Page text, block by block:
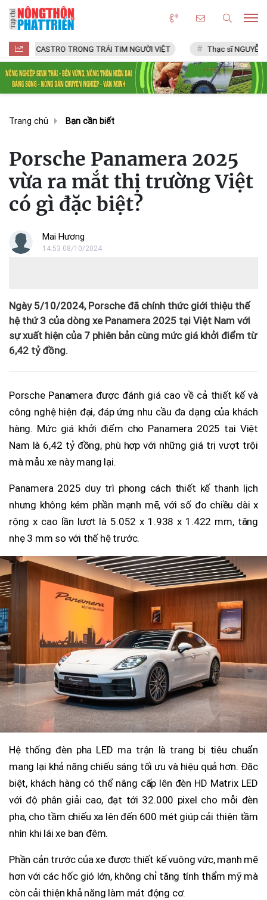
TRONG TRÁI TIM NGƯỜI VIỆT Thạc sĩ NGUYỄN VĂN CHÍ
Trang chủ Bạn cần biết
Porsche Panamera 2025
vừa ra mắt thị trường Việt
có gì đặc biệt?
Mai Hương
14:53 08/10/2024
Ngày 5/10/2024, Porsche đã chính thức giới thiệu thế
hệ thứ 3 của dòng xe Panamera 2025 tại Việt Nam với
sự xuất hiện của 7 phiên bản cùng mức giá khởi điểm từ
6,42 tỷ đồng.
Porsche Panamera được đánh giá cao về cả thiết kế và
công nghệ hiện đại, đáp ứng nhu cầu đa dạng của khách
hàng. Mức giá khởi điểm cho Panamera 2025 tại Việt
Nam là 6,42 tỷ đồng, phù hợp với những giá trị vượt trội
mà mẫu xe này mang lại.
Panamera 2025 duy trì phong cách thiết kế thanh lịch
nhưng không kém phần mạnh mẽ, với số đo chiều dài x
rộng x cao lần lượt là 5.052 x 1.938 x 1.422 mm, tăng
nhẹ 3 mm so với thế hệ trước.
Hệ thống đèn pha LED ma trận là trang bị tiêu chuẩn
mang lại khả năng chiếu sáng tối ưu và hiệu quả hơn. Đặc
biệt, khách hàng có thể nâng cấp lên đèn HD Matrix LED
với độ phân giải cao, đạt tới 32.000 pixel cho mỗi đèn
pha, cho tầm chiếu xa lên đến 600 mét giúp cải thiện tầm
nhìn khi lái xe ban đêm.
Phần cản trước của xe được thiết kế vuông vức, mạnh mẽ
hơn với các hốc gió lớn, không chỉ tăng tính thẩm mỹ mà
còn cải thiện khả năng làm mát động cơ.